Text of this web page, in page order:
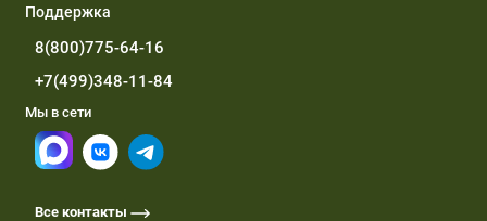
Поддержка
8(800)775-64-16
+7(499)348-11-84
Мы в сети
Все контакты